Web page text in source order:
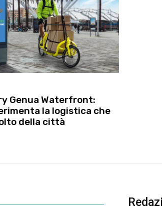
Genua Waterfront:
la logistica che
della città